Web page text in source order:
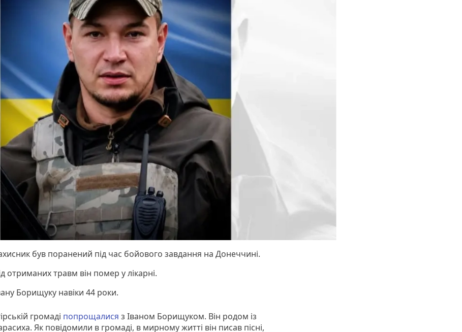
був поранений під час бойового завдання на Донеччині.
отриманих травм він помер у лікарні.
Борищуку навіки 44 роки.
громаді попрощалися з Іваном Борищуком. Він родом із
Як повідомили в громаді, в мирному житті він писав пісні,